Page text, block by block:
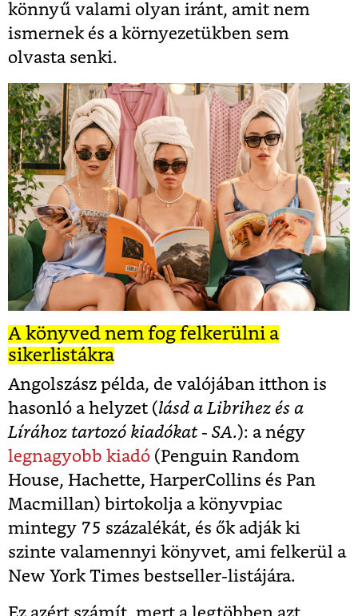
könnyű valami olyan iránt, amit nem
ismernek és a környezetükben sem
olvasta senki.
A könyved nem fog felkerülni a
sikerlistákra
Angolszász példa, de valójában itthon is
hasonló a helyzet (lásd a Librihez és a
Lírához tartozó kiadókat - SA.): a négy
legnagyobb kiadó (Penguin Random
House, Hachette, HarperCollins és Pan
Macmillan) birtokolja a könyvpiac
mintegy 75 százalékát, és ők adják ki
szinte valamennyi könyvet, ami felkerül a
New York Times bestseller-listájára.